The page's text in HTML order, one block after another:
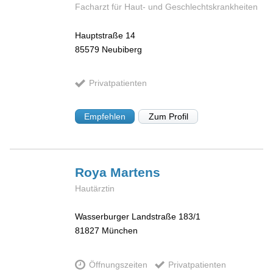
Facharzt für Haut- und Geschlechtskrankheiten
Hauptstraße 14
85579 Neubiberg
Privatpatienten
Empfehlen Zum Profil
Roya Martens
Hautärztin
Wasserburger Landstraße 183/1
81827 München
Öffnungszeiten Privatpatienten